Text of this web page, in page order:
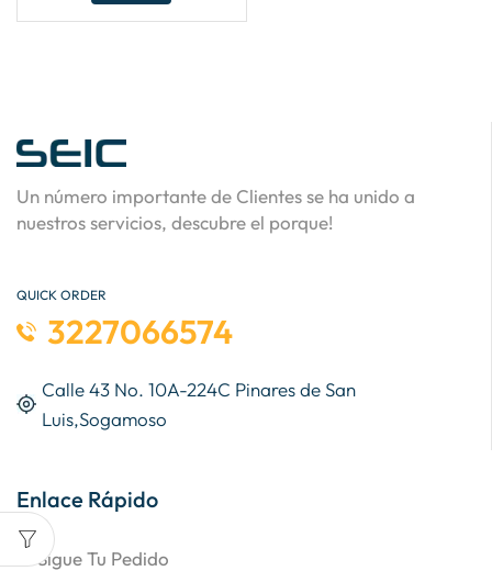
Un número importante de Clientes se ha unido a
nuestros servicios, descubre el porque!
QUICK ORDER
3227066574
Calle 43 No. 10A-224C Pinares de San
Luis,Sogamoso
Enlace Rápido
Sigue Tu Pedido